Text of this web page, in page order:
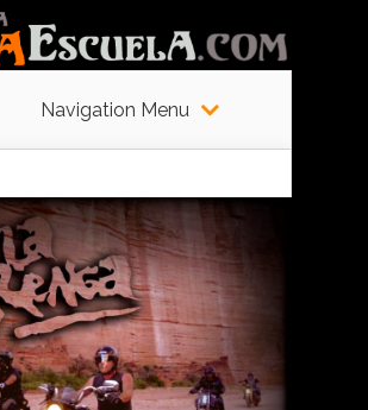
Navigation Menu